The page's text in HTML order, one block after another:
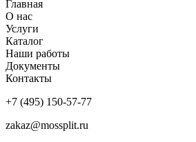
Главная
О нас
Услуги
Каталог
Наши работы
Документы
Контакты
+7 (495) 150-57-77
zakaz@mossplit.ru